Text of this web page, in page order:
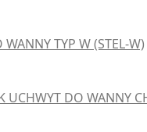
WANNY TYP W (STEL-W)
UCHWYT DO WANNY